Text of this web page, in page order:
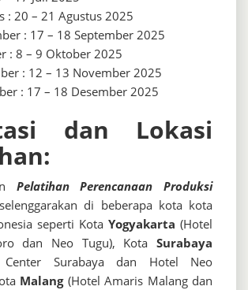
: 20 – 21 Agustus 2025
: 17 – 18 September 2025
: 8 – 9 Oktober 2025
: 12 – 13 November 2025
: 17 – 18 Desember 2025
dan Lokasi
Pelatihan Perencanaan Produksi
di beberapa kota kota
seperti Kota Yogyakarta (Hotel
dan Neo Tugu), Kota Surabaya
Surabaya dan Hotel Neo
Malang(Hotel Amaris Malang dan